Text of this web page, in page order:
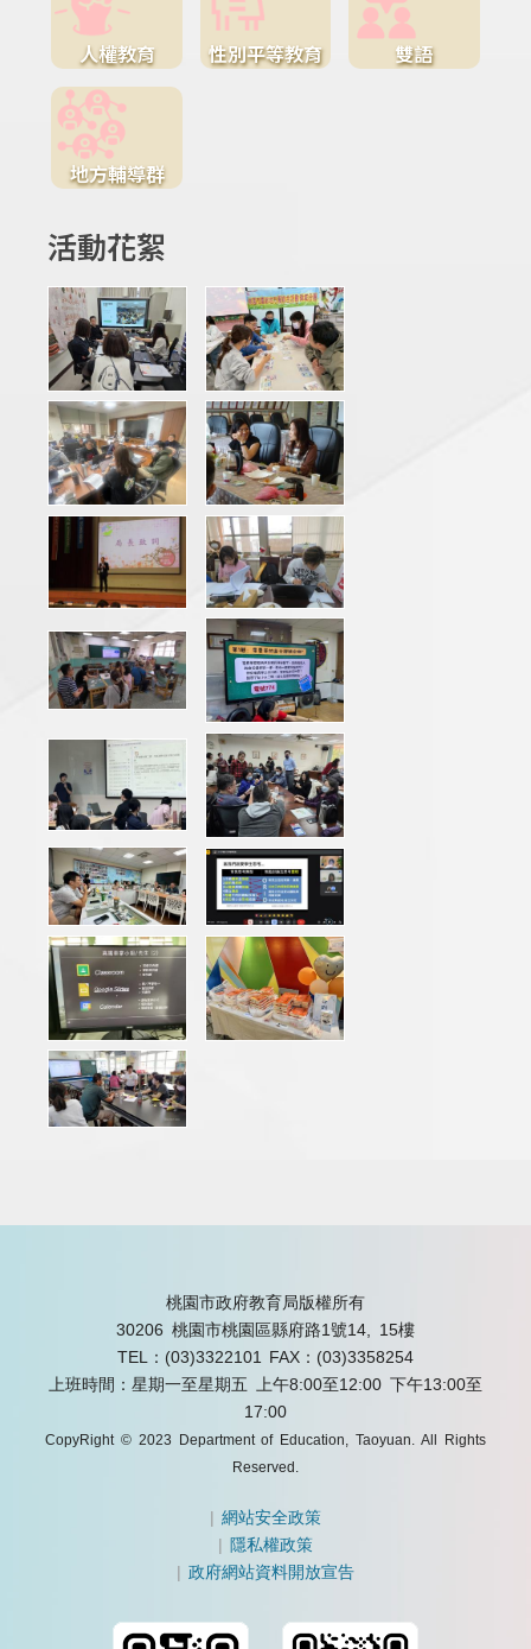
人權教育 性別平等教育 雙語
地方輔導群
活動花絮
桃園市政府教育局版權所有
30206 桃園市桃園區縣府路1號14, 15樓
TEL：(03)3322101
FAX：(03)3358254
上班時間：星期一至星期五 上午8:00至12:00 下午13:00至
17:00
CopyRight © 2023 Department of Education, Taoyuan. All Rights
Reserved.
|網站安全政策
| 隱私權政策
|政府網站資料開放宣告